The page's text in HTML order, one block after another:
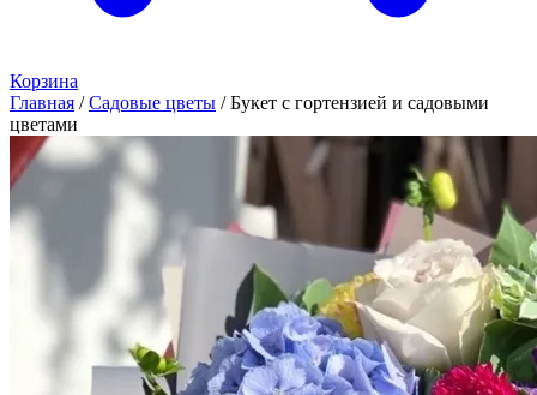
Корзина
Главная / Садовые цветы / Букет с гортензией и садовыми
цветами